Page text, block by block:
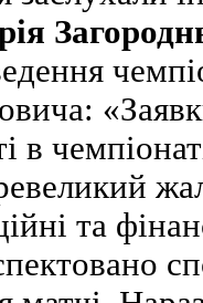
в
та